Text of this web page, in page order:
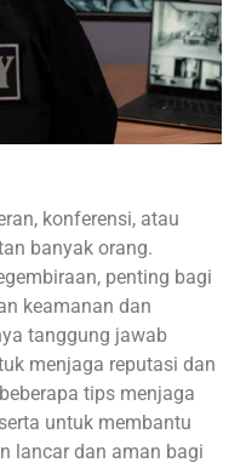
konferensi, atau
banyak orang.
penting bagi
keamanan dan
tanggung jawab
menjaga reputasi dan
tips menjaga
untuk membantu
lancar dan aman bagi